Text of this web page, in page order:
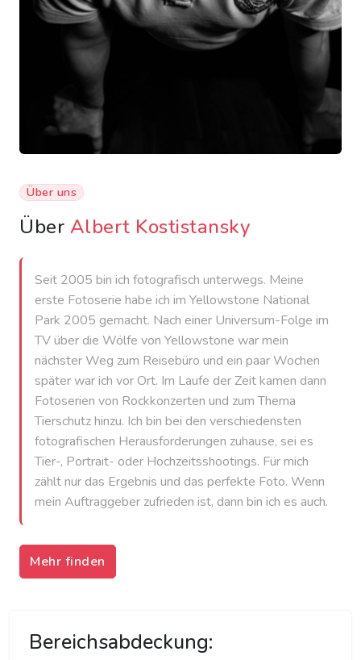
Über uns
Über Albert Kostistansky
Seit 2005 bin ich fotografisch unterwegs. Meine
erste Fotoserie habe ich im Yellowstone National
Park 2005 gemacht. Nach einer Universum-Folge im
TV über die Wölfe von Yellowstone war mein
nächster Weg zum Reisebüro und ein paar Wochen
später war ich vor Ort. Im Laufe der Zeit kamen dann
Fotoserien von Rockkonzerten und zum Thema
Tierschutz hinzu. Ich bin bei den verschiedensten
fotografischen Herausforderungen zuhause, sei es
Tier-, Portrait- oder Hochzeitsshootings. Für mich
zählt nur das Ergebnis und das perfekte Foto. Wenn
mein Auftraggeber zufrieden ist, dann bin ich es auch.
Mehr finden
Bereichsabdeckung: